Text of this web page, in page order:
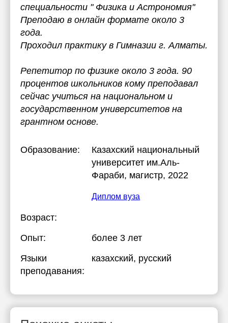
специальности " Физика и Астрономия"
Преподаю в онлайн формате около 3
года.
Проходил практику в Гимназии г. Алматы.
Репетитор по физике около 3 года. 90
процентов школьников кому преподавал
сейчас учиться на национальном и
государственном университетов на
грантном основе.
Образование:
Казахский национальный
университет им.Аль-
Фараби, магистр, 2022
Диплом вуза
Возраст:
Опыт:
более 3 лет
Языки
преподавания:
казахский, русский